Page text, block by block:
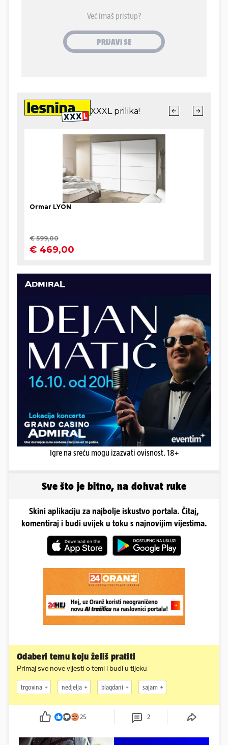
Igre na sreću mogu izazvati ovisnost. 18+
Sve što je bitno, na dohvat ruke
Skini aplikaciju za najbolje iskustvo portala. Čitaj,
komentiraj i budi uvijek u toku s najnovijim vijestima.
Odaberi temu koju želiš pratiti
Primaj sve nove vijesti o temi i budi u tijeku
trgovina nedjelja blagdani sajam
25 2